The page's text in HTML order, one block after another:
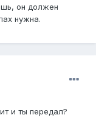
он должен
нужна.
и ты передал?